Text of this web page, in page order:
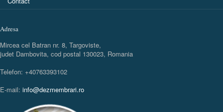
Adresa
Mircea cel Batran nr. 8, Targoviste,
judet Dambovita, cod postal 130023, Romania
Telefon: +40763393102
E-mail: info@dezmembrari.ro